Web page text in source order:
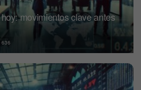
movimientos clave antes
636